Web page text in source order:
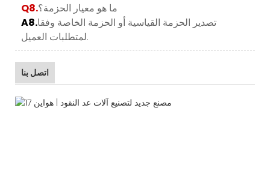
Q8.ما هو معيار الحزمة؟
A8.تصدير الحزمة القياسية أو الحزمة الخاصة وفقا
لمتطلبات العميل.
اتصل بنا